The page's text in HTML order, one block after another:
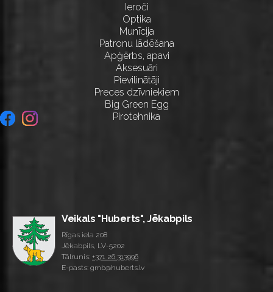
Ieroči
Optika
Munīcija
Patronu lādēšana
Apģērbs, apavi
Aksesuāri
Pievilinātāji
Preces dzīvniekiem
Big Green Egg
Pirotehnika
Veikals "Huberts", Jēkabpils
Rīgas iela 208
Jēkabpils, LV-5202
Tālrunis: +371 26 313996
E-pasts: gmb@huberts.lv